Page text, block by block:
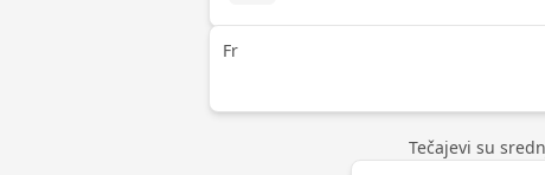
Fr
Tečajevi su